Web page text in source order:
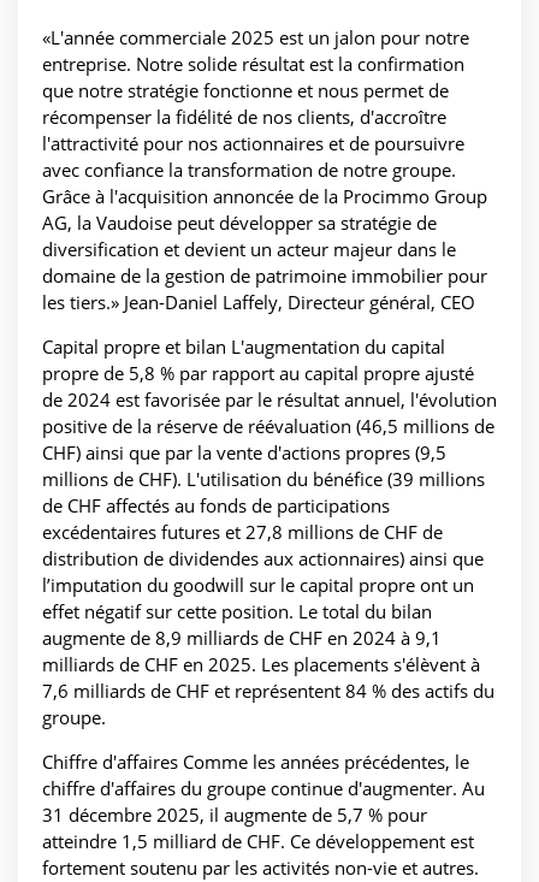
«L'année commerciale 2025 est un jalon pour notre
entreprise. Notre solide résultat est la confirmation
que notre stratégie fonctionne et nous permet de
récompenser la fidélité de nos clients, d'accroître
l'attractivité pour nos actionnaires et de poursuivre
avec confiance la transformation de notre groupe.
Grâce à l'acquisition annoncée de la Procimmo Group
AG, la Vaudoise peut développer sa stratégie de
diversification et devient un acteur majeur dans le
domaine de la gestion de patrimoine immobilier pour
les tiers.» Jean-Daniel Laffely, Directeur général, CEO
Capital propre et bilan L'augmentation du capital
propre de 5,8 % par rapport au capital propre ajusté
de 2024 est favorisée par le résultat annuel, l'évolution
positive de la réserve de réévaluation (46,5 millions de
CHF) ainsi que par la vente d'actions propres (9,5
millions de CHF). L'utilisation du bénéfice (39 millions
de CHF affectés au fonds de participations
excédentaires futures et 27,8 millions de CHF de
distribution de dividendes aux actionnaires) ainsi que
l’imputation du goodwill sur le capital propre ont un
effet négatif sur cette position. Le total du bilan
augmente de 8,9 milliards de CHF en 2024 à 9,1
milliards de CHF en 2025. Les placements s'élèvent à
7,6 milliards de CHF et représentent 84 % des actifs du
groupe.
Chiffre d'affaires Comme les années précédentes, le
chiffre d'affaires du groupe continue d'augmenter. Au
31 décembre 2025, il augmente de 5,7 % pour
atteindre 1,5 milliard de CHF. Ce développement est
fortement soutenu par les activités non-vie et autres.